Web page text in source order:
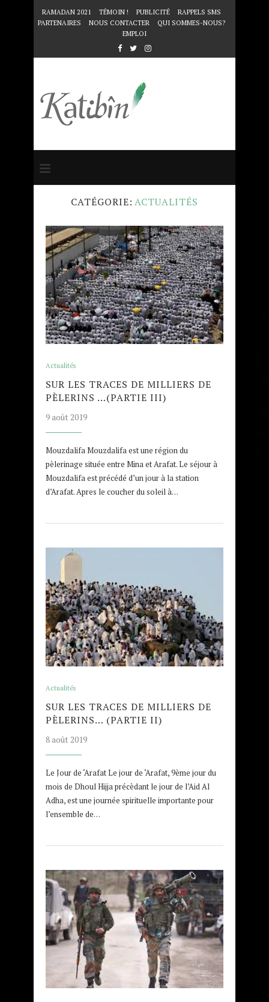
RAMADAN 2021 TÉMOIN ! PUBLICITÉ
RAPPELS SMS
PARTENAIRES
NOUS CONTACTER
QUI SOMMES-NOUS?
EMPLOI
Accueil
CATÉGORIE: ACTUALITÉS
Actualités
SUR LES TRACES DE MILLIERS DE
PÈLERINS …(PARTIE III)
9 août 2019
Mouzdalifa Mouzdalifa est une région du
pèlerinage située entre Mina et Arafat. Le séjour à
Mouzdalifa est précédé d’un jour à la station
d’Arafat. Apres le coucher du soleil à…
Actualités
SUR LES TRACES DE MILLIERS DE
PÈLERINS… (PARTIE II)
8 août 2019
Le Jour de ‘Arafat Le jour de ‘Arafat, 9ème jour du
mois de Dhoul Hijja précèdant le jour de l’Aid Al
Adha, est une journée spirituelle importante pour
l’ensemble de…